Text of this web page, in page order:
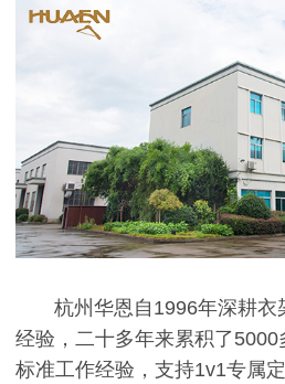
杭州华恩自1996年深耕
经验，二十多年来累积了
标准工作经验，支持1v1专属